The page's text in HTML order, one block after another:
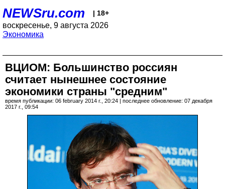
NEWSru.com | 18+
воскресенье, 9 августа 2026
Экономика
ВЦИОМ: Большинство россиян
считает нынешнее состояние
экономики страны "средним"
время публикации: 06 february 2014 г., 20:24 | последнее обновление: 07 декабря
2017 г., 09:54